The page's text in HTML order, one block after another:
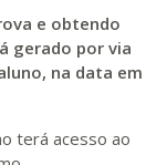
e obtendo
gerado por via
na data em
terá acesso ao